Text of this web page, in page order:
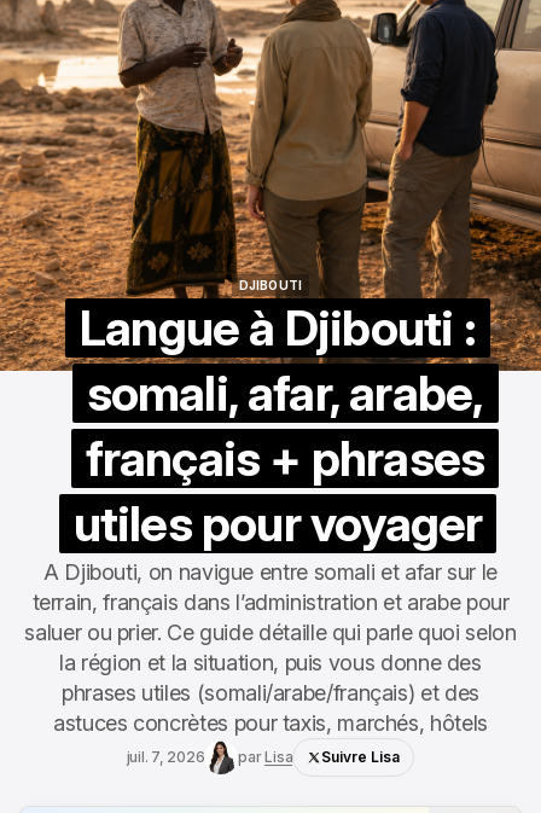
DJIBOUTI
Langue à Djibouti :
somali, afar, arabe,
français + phrases
utiles pour voyager
A Djibouti, on navigue entre somali et afar sur le
terrain, français dans l’administration et arabe pour
saluer ou prier. Ce guide détaille qui parle quoi selon
la région et la situation, puis vous donne des
phrases utiles (somali/arabe/français) et des
astuces concrètes pour taxis, marchés, hôtels
juil. 7, 2026 parLisa Suivre Lisa